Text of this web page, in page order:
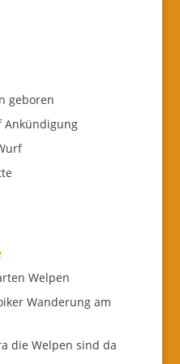
geboren
Ankündigung
Welpen
Wanderung am
die Welpen sind da